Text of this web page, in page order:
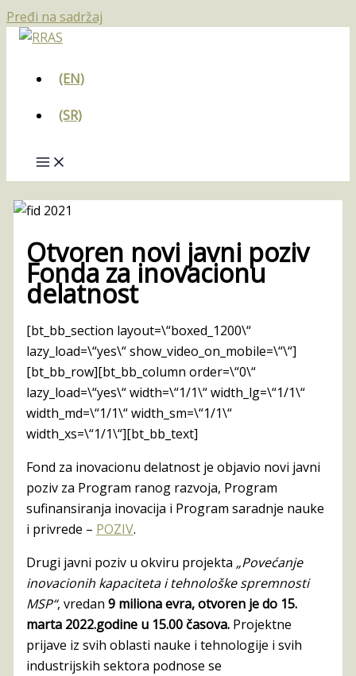
Pređi na sadržaj
(EN)
(SR)
Otvoren novi javni poziv
Fonda za inovacionu
delatnost
[bt_bb_section layout=\“boxed_1200\“
lazy_load=\“yes\“ show_video_on_mobile=\“\“]
[bt_bb_row][bt_bb_column order=\“0\“
lazy_load=\“yes\“ width=\“1/1\“ width_lg=\“1/1\“
width_md=\“1/1\“ width_sm=\“1/1\“
width_xs=\“1/1\“][bt_bb_text]
Fond za inovacionu delatnost je objavio novi javni
poziv za Program ranog razvoja, Program
sufinansiranja inovacija i Program saradnje nauke
i privrede – POZIV.
Drugi javni poziv u okviru projekta „Povećanje
inovacionih kapaciteta i tehnološke spremnosti
MSP“, vredan 9 miliona evra,otvoren je do 15.
marta 2022.godine u 15.00 časova. Projektne
prijave iz svih oblasti nauke i tehnologije i svih
industrijskih sektora podnose se